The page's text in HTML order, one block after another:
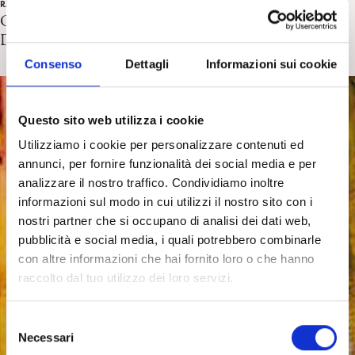
Consenso Dettagli Informazioni sui cookie
Questo sito web utilizza i cookie
Utilizziamo i cookie per personalizzare contenuti ed
annunci, per fornire funzionalità dei social media e per
analizzare il nostro traffico. Condividiamo inoltre
informazioni sul modo in cui utilizzi il nostro sito con i
nostri partner che si occupano di analisi dei dati web,
pubblicità e social media, i quali potrebbero combinarle
con altre informazioni che hai fornito loro o che hanno
raccolto dal tuo utilizzo dei loro servizi.
Necessari
RASSEGNA STAMPA
Gli scritti inediti per un ritorno a Winnicott di D.
D’Alessandro, Huffpost 9/02/2025